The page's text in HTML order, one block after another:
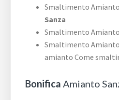
Smaltimento
Sanza
Smaltimento
Smaltimento
amianto Come
Bonifica Amianto